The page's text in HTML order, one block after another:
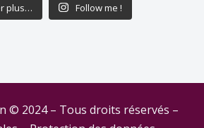
plus… Follow me !
© 2024 – Tous droits réservés –